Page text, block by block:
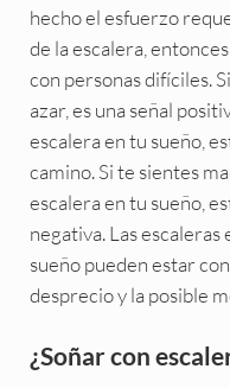
hecho el esfuerzo
de la escalera,
con personas difíciles.
azar, es una señal
escalera en tu sueño,
camino. Si te sientes
escalera en tu sueño,
negativa. Las
sueño pueden estar
desprecio y la posible
¿Soñar con